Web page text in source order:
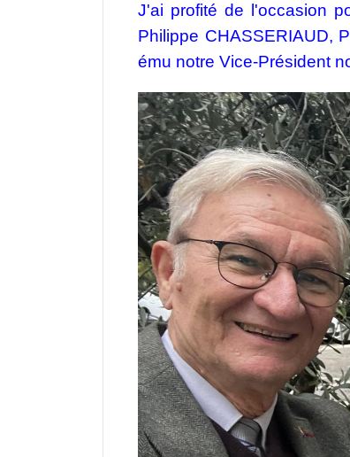
J'ai profité de l'occasion
Philippe CHASSERIAUD,
ému notre Vice-Président